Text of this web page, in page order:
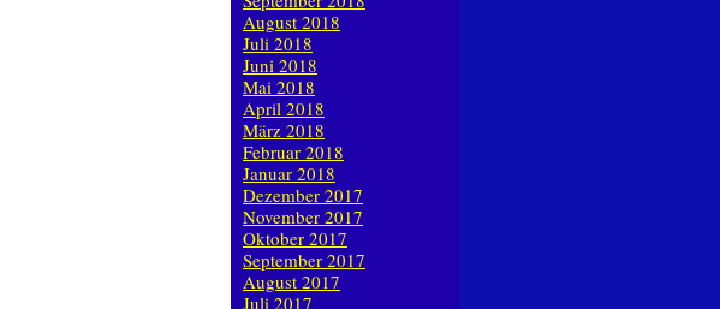
August 2018
Juli 2018
Juni 2018
Mai 2018
April 2018
März 2018
Februar 2018
Januar 2018
Dezember 2017
November 2017
Oktober 2017
September 2017
August 2017
Juli 2017